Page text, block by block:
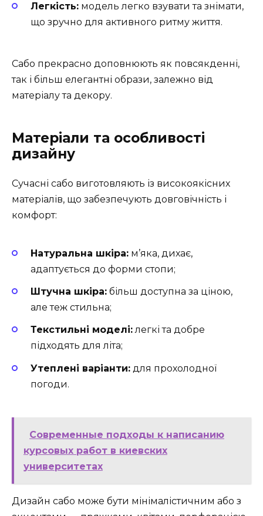
Легкість: модель легко взувати та знімати,
що зручно для активного ритму життя.
Сабо прекрасно доповнюють як повсякденні,
так і більш елегантні образи, залежно від
матеріалу та декору.
Матеріали та особливості
дизайну
Сучасні сабо виготовляють із високоякісних
матеріалів, що забезпечують довговічність і
комфорт:
Натуральна шкіра: м’яка, дихає,
адаптується до форми стопи;
Штучна шкіра: більш доступна за ціною,
але теж стильна;
Текстильні моделі:легкі та добре
підходять для літа;
Утеплені варіанти: для прохолодної
погоди.
Современные подходы к написанию
курсовых работ в киевских
университетах
Дизайн сабо може бути мінімалістичним або з